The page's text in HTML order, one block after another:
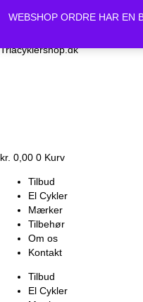
Vi holder lukket Mandag
cykler vil være klar Onsdag
Triacyklershop.dk
kr. 0,00 0 Kurv
Tilbud
El Cykler
Mærker
Tilbehør
Om os
Kontakt
Tilbud
El Cykler
WEBSHOP ORDRE HAR EN